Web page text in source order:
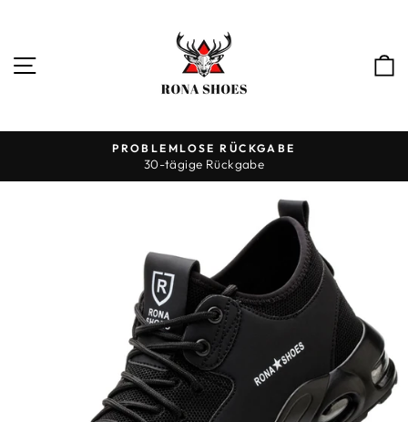
SEITENNAVIGATION
Pause
PROBLEMLOSE RÜCKGABE
30-tägige Rückgabe